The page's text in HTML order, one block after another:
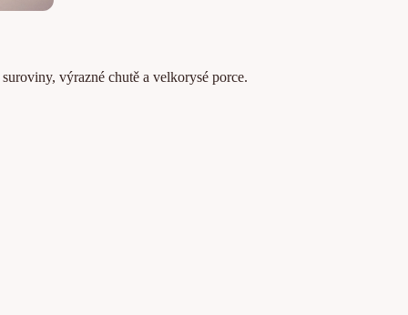
výrazné chutě a velkorysé porce.